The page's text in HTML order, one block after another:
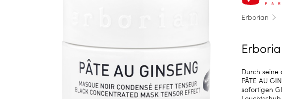
Erborian
Durch seine
PÂTE AU
sofortigen